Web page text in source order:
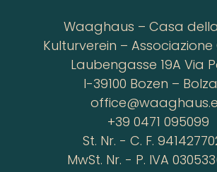
Waaghaus – Casa
Kulturverein –
Laubengasse 19A Via
I-39100 Bozen –
+39 0471 095099
St. Nr. - C. F.
MwSt. Nr. - P. IVA